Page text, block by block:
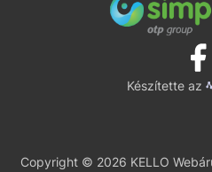
Készítette az
Copyright © 2026 KELLO